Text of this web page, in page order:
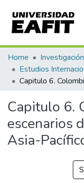
Communities &
All of DSpace
Home Investigación
Estudios
Capitulo 6.
escenarios
Asia-